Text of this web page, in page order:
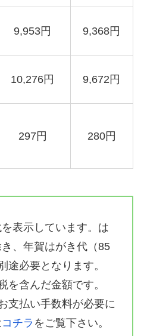
9,953円 9,368円
10,276円 9,672円
297円 280円
表示しています。は
、年賀はがき代（85
途必要となります。
を含んだ金額です。
支払い手数料が必要に
コチラ をご覧下さい。